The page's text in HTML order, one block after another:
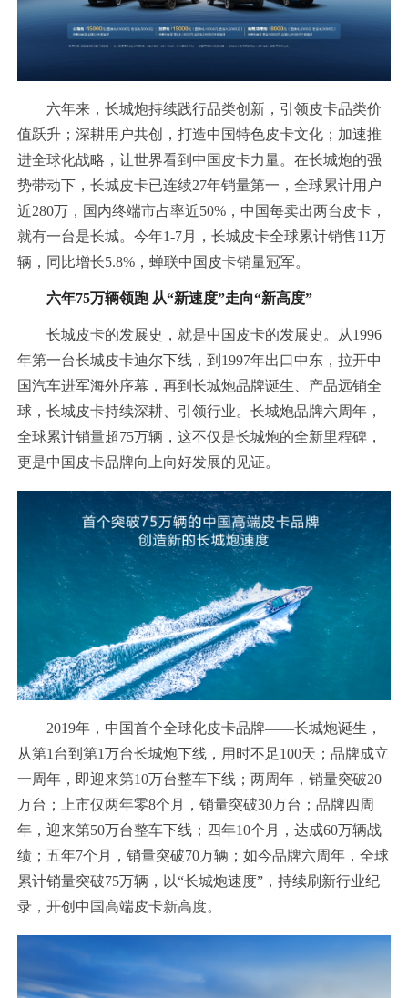
六年来，长城炮持续践行品类创新，引领皮卡品类价
值跃升；深耕用户共创，打造中国特色皮卡文化；加速推
进全球化战略，让世界看到中国皮卡力量。在长城炮的强
势带动下，长城皮卡已连续27年销量第一，全球累计用户
近280万，国内终端市占率近50%，中国每卖出两台皮卡，
就有一台是长城。今年1-7月，长城皮卡全球累计销售11万
辆，同比增长5.8%，蝉联中国皮卡销量冠军。
六年75万辆领跑 从“新速度”走向“新高度”
长城皮卡的发展史，就是中国皮卡的发展史。从1996
年第一台长城皮卡迪尔下线，到1997年出口中东，拉开中
国汽车进军海外序幕，再到长城炮品牌诞生、产品远销全
球，长城皮卡持续深耕、引领行业。长城炮品牌六周年，
全球累计销量超75万辆，这不仅是长城炮的全新里程碑，
更是中国皮卡品牌向上向好发展的见证。
2019年，中国首个全球化皮卡品牌——长城炮诞生，
从第1台到第1万台长城炮下线，用时不足100天；品牌成立
一周年，即迎来第10万台整车下线；两周年，销量突破20
万台；上市仅两年零8个月，销量突破30万台；品牌四周
年，迎来第50万台整车下线；四年10个月，达成60万辆战
绩；五年7个月，销量突破70万辆；如今品牌六周年，全球
累计销量突破75万辆，以“长城炮速度”，持续刷新行业纪
录，开创中国高端皮卡新高度。